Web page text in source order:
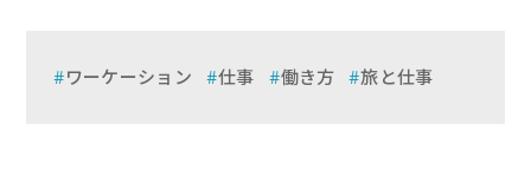
ワーケーション 仕事 働き方 旅と仕事